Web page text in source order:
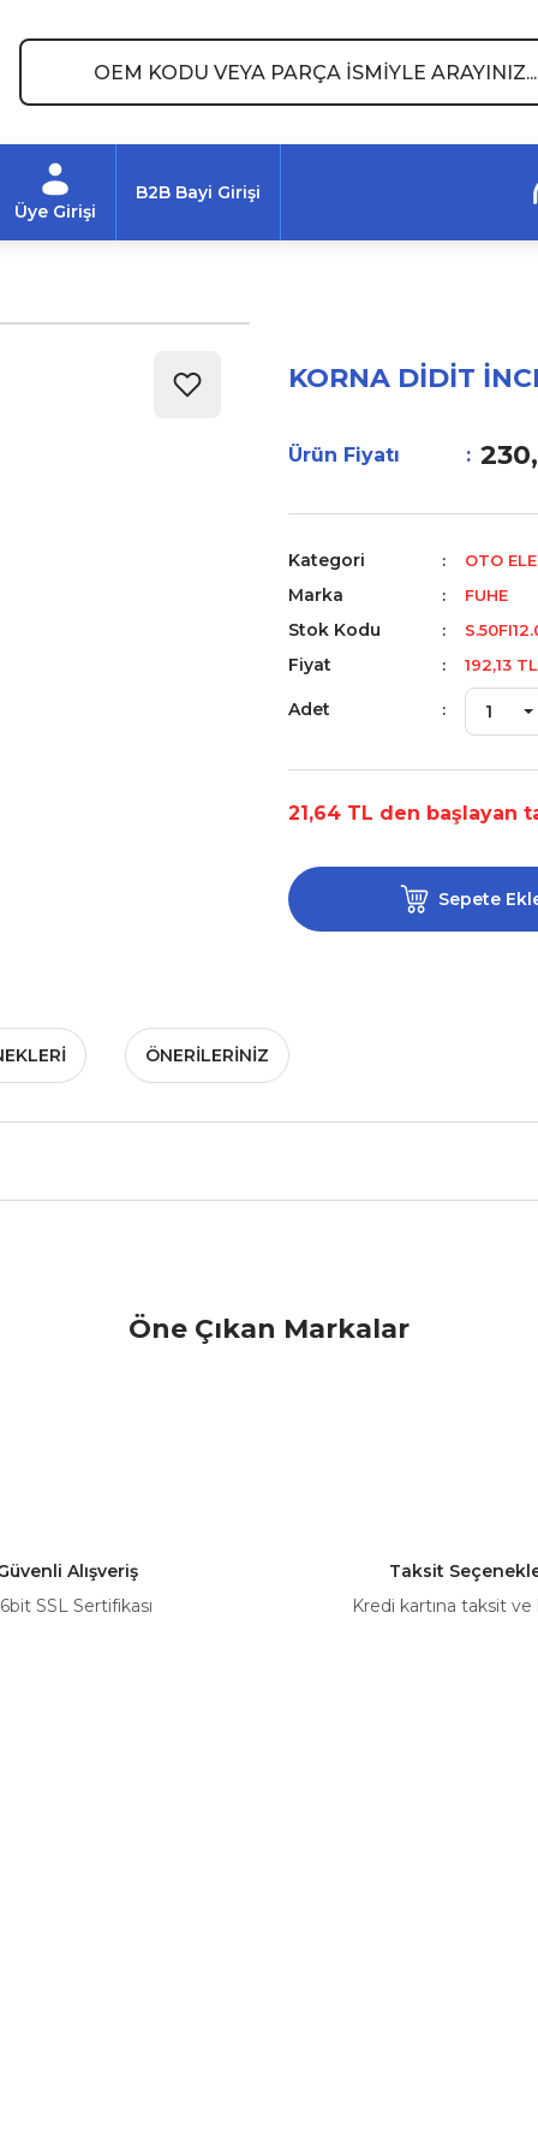
Üye Girişi
B2B Bayi Girişi
KORNA DİDİT
Ürün Fiyatı
Kategori OTO
Marka FUHE
Stok Kodu
Fiyat 192,13
Adet
21,64 TL den başlayan
Sepete
ÖNERILERINIZ
Bu ürüne ilk yorumu siz yapın!
Öne Çıkan Markalar
Alışveriş
SSL Sertifikası
Taksit
Kredi kartına taksit ve